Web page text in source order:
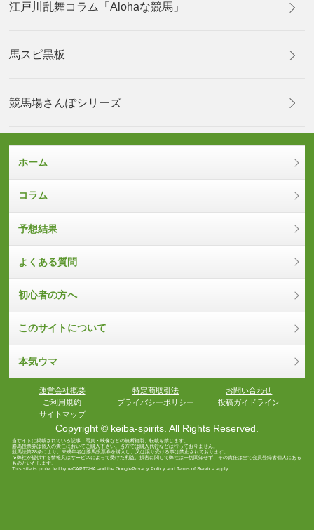
江戸川乱舞コラム「Alohaな競馬」
馬スピ黒板
競馬場さんぽシリーズ
ホーム
コラム
予想結果
よくある質問
初心者の方へ
このサイトについて
本気ウマ
運営会社概要 特定商取引法
お問い合わせ
ご利用規約
プライバシーポリシー
投稿ガイドライン
サイトマップ
Copyright © keiba-spirits. All Rights Reserved.
当サイトに掲載されている記事・写真・映像などの無断複製、転載を禁じます。
勝馬投票券は個人の責任においてご購入下さい。当方では購入代行などは行っておりません。
競馬法第28条により、未成年者は勝馬投票券を購入し、又は譲り受ける事は禁止されております。
※弊社が提供する情報又はサービスによって受けた利益、損害に関して弊社は一切関知せず、その責任は全て会員登録者個人にある
ものといたします。
This site is protected by reCAPTCHA and the GooglePrivacy Policyand Terms of Serviceapply.